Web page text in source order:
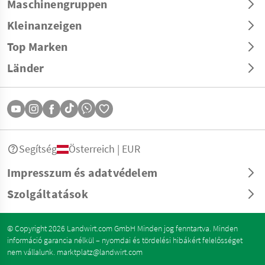
Maschinengruppen
Kleinanzeigen
Top Marken
Länder
Impresszum és adatvédelem
Szolgáltatások
Segítség Österreich | EUR
© Copyright 2026 Landwirt.com GmbH Minden jog fenntartva. Minden
információ garancia nélkül – nyomdai és tördelési hibákért felelősséget
nem vállalunk. marktplatz@landwirt.com